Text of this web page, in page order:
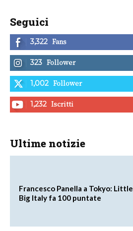
Seguici
3,322 Fans
323 Follower
1,002 Follower
1,232 Iscritti
Ultime notizie
Francesco Panella a Tokyo: Little
Big Italy fa 100 puntate